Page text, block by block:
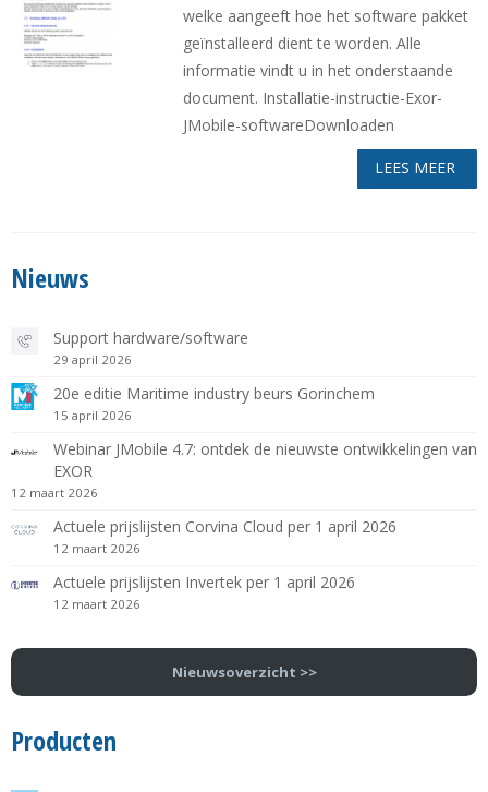
welke aangeeft hoe het software pakket
geïnstalleerd dient te worden. Alle
informatie vindt u in het onderstaande
document. Installatie-instructie-Exor-
JMobile-softwareDownloaden
LEES MEER
Nieuws
Support hardware/software
29 april 2026
20e editie Maritime industry beurs Gorinchem
15 april 2026
Webinar JMobile 4.7: ontdek de nieuwste ontwikkelingen van
EXOR
12 maart 2026
Actuele prijslijsten Corvina Cloud per 1 april 2026
12 maart 2026
Actuele prijslijsten Invertek per 1 april 2026
12 maart 2026
Nieuwsoverzicht >>
Producten